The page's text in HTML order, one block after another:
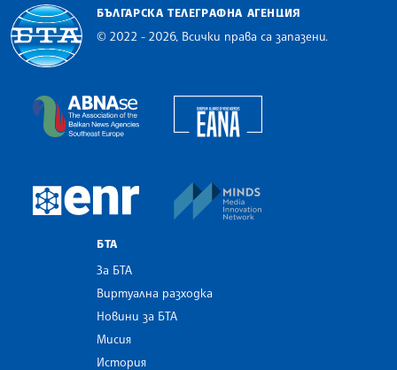
БЪЛГАРСКА ТЕЛЕГРАФНА АГЕНЦИЯ
© 2022 - 2026, Всички права са запазени.
The Assocoation of the Balkan News Agencies
European Newsroom
БТА
За БТА
Виртуална разходка
Новини за БТА
Мисия
История